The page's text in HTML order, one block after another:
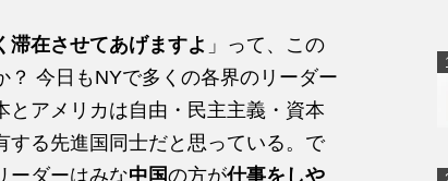
滞在させてあげますよ 」って、この
？ 今日もNYで多くの各界のリーダー
アメリカは自由・民主主義・資本
する先進国同士だと思っている。で
ーダーはみな中国の方が仕事をしや